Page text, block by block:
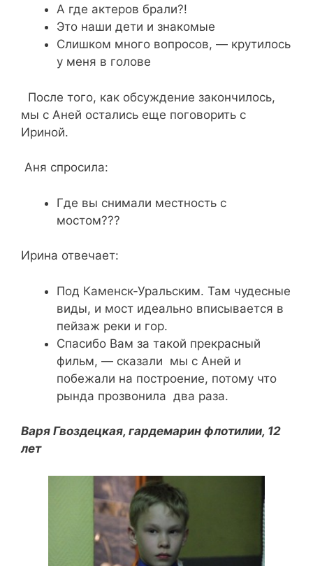
А где актеров брали?!
Это наши дети и знакомые
Слишком много вопросов, — крутилось
у меня в голове
После того, как обсуждение закончилось,
мы с Аней остались еще поговорить с
Ириной.
Аня спросила:
Где вы снимали местность с
мостом???
Ирина отвечает:
Под Каменск-Уральским. Там чудесные
виды, и мост идеально вписывается в
пейзаж реки и гор.
Спасибо Вам за такой прекрасный
фильм, — сказали мы с Аней и
побежали на построение, потому что
рында прозвонила два раза.
Варя Гвоздецкая, гардемарин флотилии, 12
лет